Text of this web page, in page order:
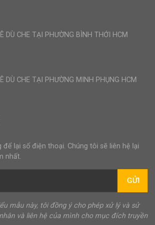
DÙ CHE TẠI PHƯỜNG BÌNH THỚI HCM
DÙ CHE TẠI PHƯỜNG MINH PHỤNG HCM
để lại số điện thoại. Chúng tôi sẽ liên hệ lại
nhất.
GỬI
mẫu này, tôi đồng ý cho phép xử lý và sử
và liên hệ của mình cho mục đích truyền